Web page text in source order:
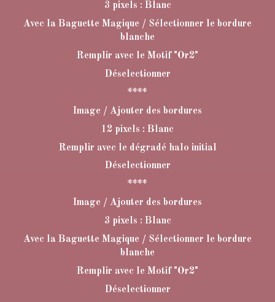
3 pixels : Blanc
Avec la Baguette Magique / Sélectionner le bordure
blanche
Remplir avec le Motif "Or2"
Déselectionner
****
Image / Ajouter des bordures
12 pixels : Blanc
Remplir avec le dégradé halo initial
Déselectionner
****
Image / Ajouter des bordures
3 pixels : Blanc
Avec la Baguette Magique / Sélectionner le bordure
blanche
Remplir avec le Motif "Or2"
Déselectionner